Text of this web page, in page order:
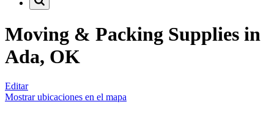
Moving & Packing Supplies in
Ada, OK
Editar
Mostrar ubicaciones en el mapa